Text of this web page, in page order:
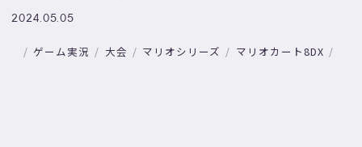
2024.05.05
ゲーム実況 大会 マリオシリーズ マリオカート8DX